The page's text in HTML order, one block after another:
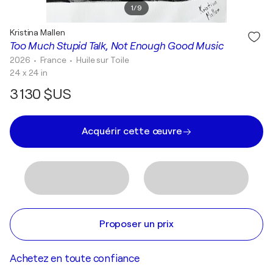
1/9
Too Much Stupid Talk, Not Enough Good Music
Kristina Mallen
2026 • France • Huile sur Toile
24 x 24 in
3 130 $US
Acquérir cette œuvre
Proposer un prix
Achetez en toute confiance